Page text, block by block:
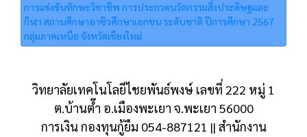
การแข่งขันทักษะวิชาชีพ การประกวดนวัตกรรมสิ่งประดิษฐและ
กีฬา สถานศึกษาอาชีวศึกษาเอกชน ระดับชาติ ปีการศึกษา 2567
กลุ่มภาคเหนือ จังหวัดเชียงใหม่
วิทยาลัยเทคโนโลยีไชยพันธ์พงษ์ เลขที่ 222 หมู่ 1
ต.บ้านต๊ำ อ.เมืองพะเยา จ.พะเยา 56000
การเงิน กองทุนกู้ยืม 054-887121 || สำนักงาน